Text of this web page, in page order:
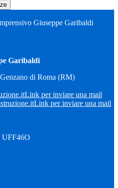
Giuseppe Garibaldi
Garibaldi
di Roma (RM)
Link per inviare una mail
Link per inviare una mail